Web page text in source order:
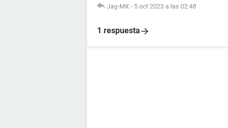
Jag-MX - 5 oct 2023 a las 02:48
1 respuesta